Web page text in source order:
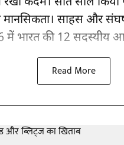
साहस और
भारत की 12 सदस्यीय
Read More